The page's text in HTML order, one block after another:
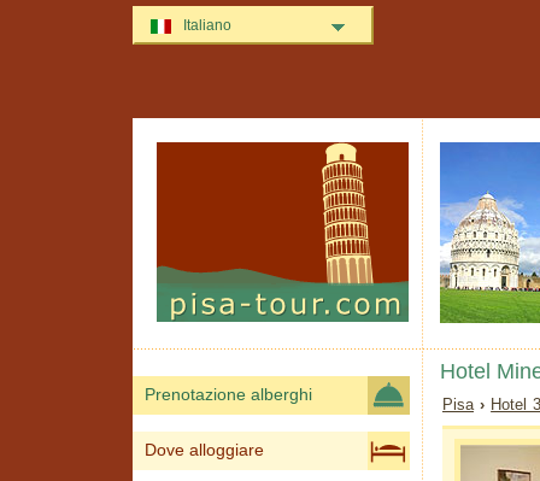
Hotel
Pisa › Hotel
Prenotazione alberghi
Dove alloggiare
Italiano